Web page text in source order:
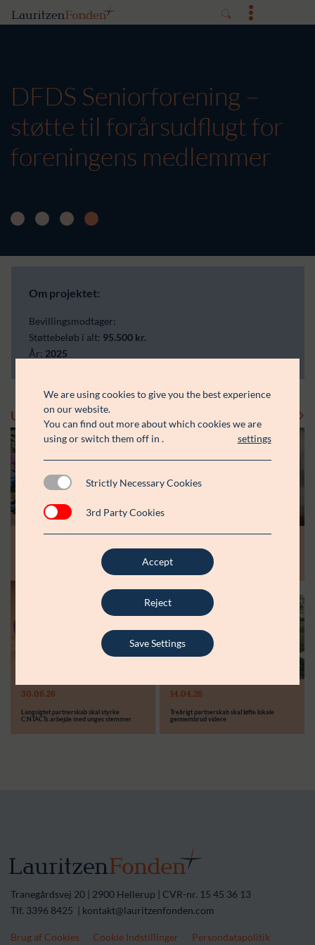
DFDS Seniorforening –
støtte til forårsudflugt for
foreningens medlemmer
Om projektet:
Bevillingsmodtager:
Støttebeløb i alt: 95.500 kr.
År: 2025
Uddelinger
Råt&Godts Venner skal styrke fællesskab
Aspiranterne får arbejdsro til at styrke
unge fællesskaber
30.06.26
Langsigtet partnerskab skal styrke
C:NTACTs arbejde med unges stemmer
6.000.000 kr.
14.04.26
Treårigt partnerskab skal løfte lokale
gennembrud videre
Støttebeløb i alt:
Tranegårdsvej 20 | 2900 Hellerup | CVR-nr. 15 45 36 13
Tlf. 3396 8425 | kontakt@lauritzenfonden.com
Brug af Cookies Cookie Indstillinger Persondatapolitik
We are using cookies to give you the best experience
on our website.
You can find out more about which cookies we are
using or switch them off in
settings
.
Strictly Necessary Cookies
3rd Party Cookies
Accept
Reject
Save Settings